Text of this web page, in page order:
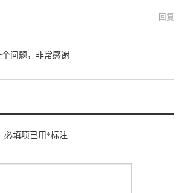
回复
问题，非常感谢
必填项已用*标注